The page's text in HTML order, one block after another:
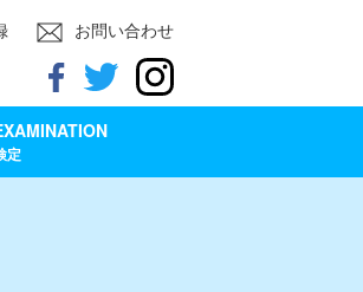
お問い合わせ
定